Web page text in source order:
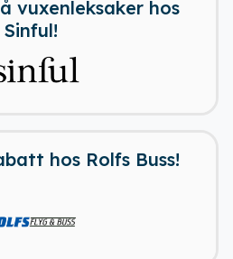
vuxenleksaker hos
Sinful!
hos Rolfs Buss!